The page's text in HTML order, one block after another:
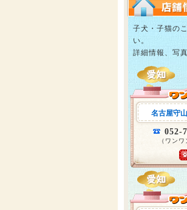
子犬・子猫の
い。
詳細情報、写
名古屋守
052-
（ワン